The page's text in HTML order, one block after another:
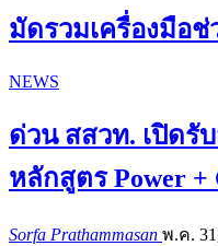
มัดรวมเครื่องมือ
NEWS
ด่วน สสวท. เปิดรั
หลักสูตร Power +
Sorfa Prathammasan พ.ค.